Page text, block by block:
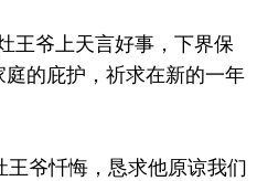
爷上天言好事，下界保
的庇护，祈求在新的一年
爷忏悔，恳求他原谅我们